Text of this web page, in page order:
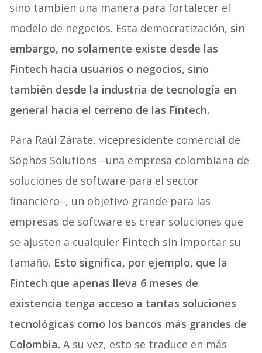
sino también una manera para fortalecer el
modelo de negocios. Esta democratización, sin
embargo, no solamente existe desde las
Fintech hacia usuarios o negocios, sino
también desde la industria de tecnología en
general hacia el terreno de las Fintech.
Para Raúl Zárate, vicepresidente comercial de
Sophos Solutions –una empresa colombiana de
soluciones de software para el sector
financiero–, un objetivo grande para las
empresas de software es crear soluciones que
se ajusten a cualquier Fintech sin importar su
tamaño. Esto significa, por ejemplo, que la
Fintech que apenas lleva 6 meses de
existencia tenga acceso a tantas soluciones
tecnológicas como los bancos más grandes de
Colombia. A su vez, esto se traduce en más